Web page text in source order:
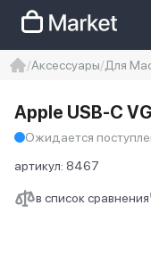
Iphone 14 pro max
Аксессуары Для
в список сравнения
Apple USB-C
Ожидается
артикул: 8467